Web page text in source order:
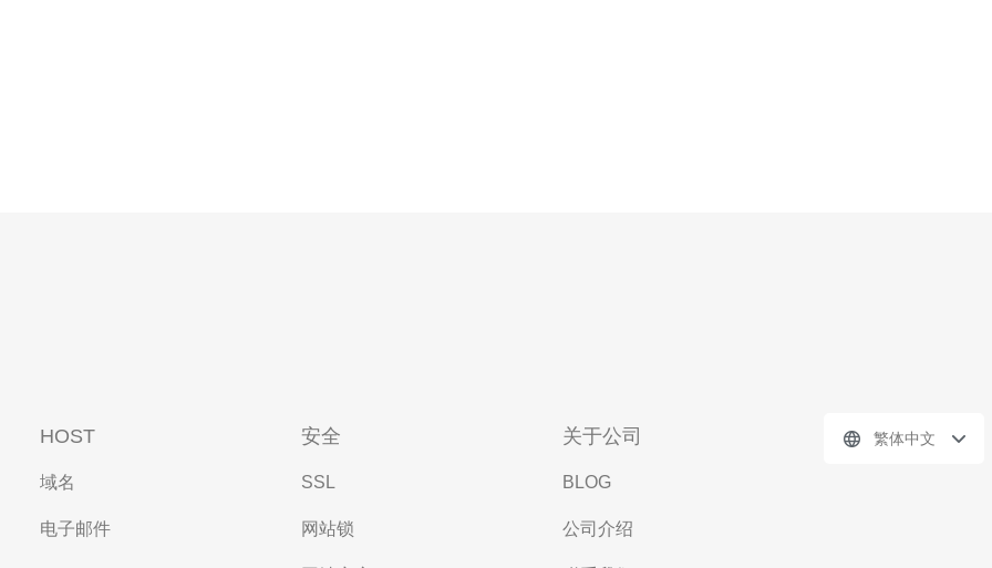
HOST
域名
电子邮件
安全
SSL
网站锁
关于公司
BLOG
公司介绍
繁体中文